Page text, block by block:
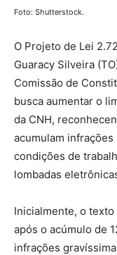
Foto: Shutterstock.
O Projeto de Lei
Guaracy Silveira
Comissão de
busca aumentar o
da CNH,
acumulam
condições de
lombadas
Inicialmente, o
após o acúmulo de
infrações